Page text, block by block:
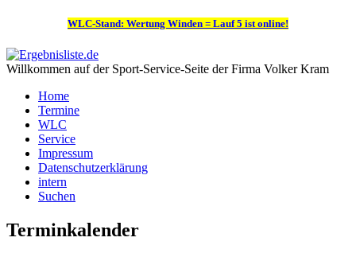
WLC-Stand: Wertung Winden = Lauf 5 ist online!
Willkommen auf der Sport-Service-Seite der Firma Volker Kram
Home
Termine
WLC
Service
Impressum
Datenschutzerklärung
intern
Suchen
Terminkalender